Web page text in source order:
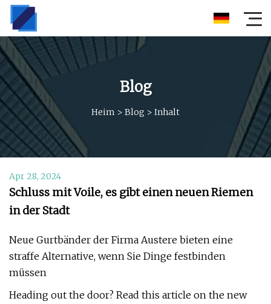
Blog
Heim > Blog > Inhalt
Apr 28, 2024
Schluss mit Voile, es gibt einen neuen Riemen
in der Stadt
Neue Gurtbänder der Firma Austere bieten eine
straffe Alternative, wenn Sie Dinge festbinden
müssen
Heading out the door? Read this article on the new